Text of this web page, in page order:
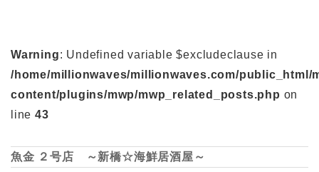
Warning: Undefined variable $excludeclause in
/home/millionwaves/millionwaves.com/public_html/
content/plugins/mwp/mwp_related_posts.php on
line 43
魚金 ２号店 ～新橋☆海鮮居酒屋～